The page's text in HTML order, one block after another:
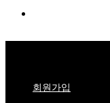
회원가입